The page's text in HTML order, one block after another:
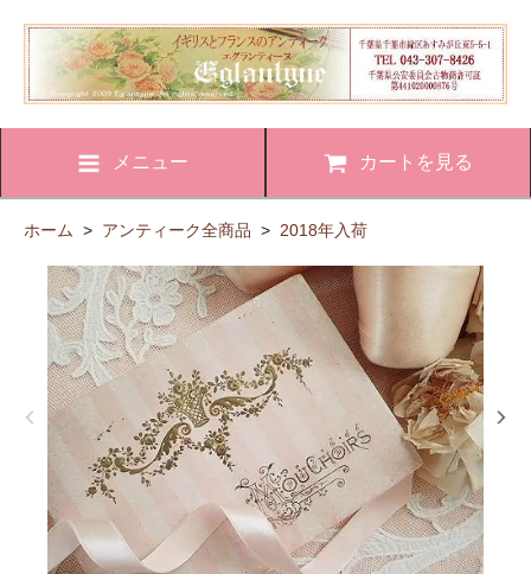
メニュー カートを見る
ホーム > アンティーク全商品 > 2018年入荷